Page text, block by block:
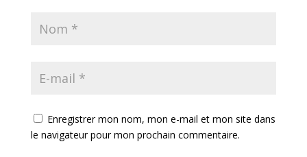
Enregistrer mon nom, mon e-mail et mon site dans
le navigateur pour mon prochain commentaire.